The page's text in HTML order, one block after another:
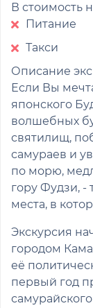
В стоимость
Питание
Такси
Описание
Если Вы
японского
волшебных
святилищ,
самураев и
по морю,
гору Фудзи, -
места, в
Экскурсия
городом
её
первый год